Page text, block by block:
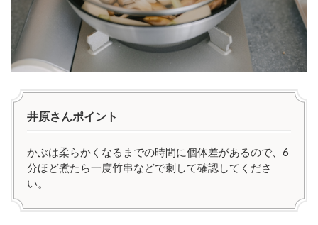
井原さんポイント
かぶは柔らかくなるまでの時間に個体差があるので、6
分ほど煮たら一度竹串などで刺して確認してくださ
い。